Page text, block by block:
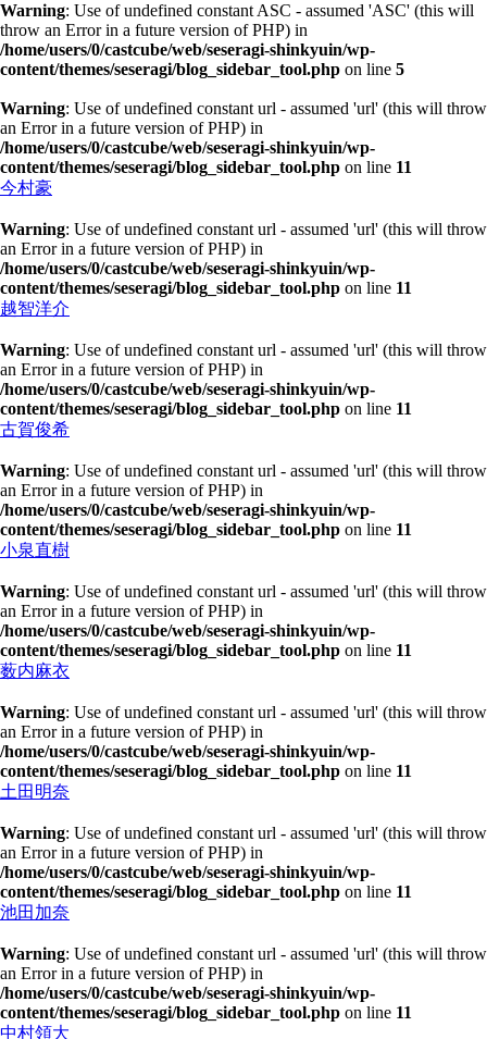
Warning: Use of undefined constant ASC - assumed 'ASC' (this will
throw an Error in a future version of PHP) in
/home/users/0/castcube/web/seseragi-shinkyuin/wp-
content/themes/seseragi/blog_sidebar_tool.php on line 5
Warning: Use of undefined constant url - assumed 'url' (this will throw
an Error in a future version of PHP) in
/home/users/0/castcube/web/seseragi-shinkyuin/wp-
content/themes/seseragi/blog_sidebar_tool.php on line 11
今村豪
Warning: Use of undefined constant url - assumed 'url' (this will throw
an Error in a future version of PHP) in
/home/users/0/castcube/web/seseragi-shinkyuin/wp-
content/themes/seseragi/blog_sidebar_tool.php on line 11
越智洋介
Warning: Use of undefined constant url - assumed 'url' (this will throw
an Error in a future version of PHP) in
/home/users/0/castcube/web/seseragi-shinkyuin/wp-
content/themes/seseragi/blog_sidebar_tool.php on line 11
古賀俊希
Warning: Use of undefined constant url - assumed 'url' (this will throw
an Error in a future version of PHP) in
/home/users/0/castcube/web/seseragi-shinkyuin/wp-
content/themes/seseragi/blog_sidebar_tool.php on line 11
小泉直樹
Warning: Use of undefined constant url - assumed 'url' (this will throw
an Error in a future version of PHP) in
/home/users/0/castcube/web/seseragi-shinkyuin/wp-
content/themes/seseragi/blog_sidebar_tool.php on line 11
薮内麻衣
Warning: Use of undefined constant url - assumed 'url' (this will throw
an Error in a future version of PHP) in
/home/users/0/castcube/web/seseragi-shinkyuin/wp-
content/themes/seseragi/blog_sidebar_tool.php on line 11
土田明奈
Warning: Use of undefined constant url - assumed 'url' (this will throw
an Error in a future version of PHP) in
/home/users/0/castcube/web/seseragi-shinkyuin/wp-
content/themes/seseragi/blog_sidebar_tool.php on line 11
池田加奈
Warning: Use of undefined constant url - assumed 'url' (this will throw
an Error in a future version of PHP) in
/home/users/0/castcube/web/seseragi-shinkyuin/wp-
content/themes/seseragi/blog_sidebar_tool.php on line 11
中村領大